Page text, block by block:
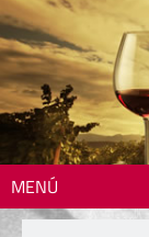
MENÚ